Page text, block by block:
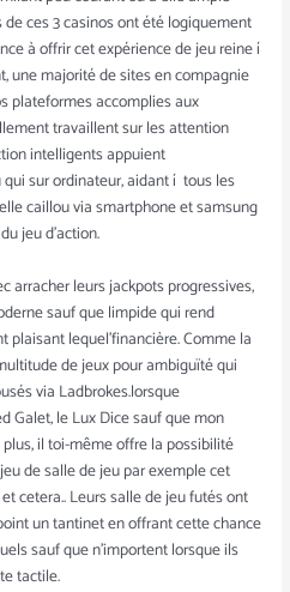
ces 3 casinos ont été logiquement
à offrir cet expérience de jeu reine í
une majorité de sites en compagnie
plateformes accomplies aux
travaillent sur les attention
intelligents appuient
sur ordinateur, aidant í tous les
caillou via smartphone et samsung
jeu d’action.
arracher leurs jackpots progressives,
sauf que limpide qui rend
lequel’financière. Comme la
de jeux pour ambiguïté qui
via Ladbrokes.lorsque
Galet, le Lux Dice sauf que mon
il toi-même offre la possibilité
de salle de jeu par exemple cet
cetera.. Leurs salle de jeu futés ont
un tantinet en offrant cette chance
sauf que n’importent lorsque ils
tactile.